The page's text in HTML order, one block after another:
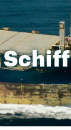
Schiff